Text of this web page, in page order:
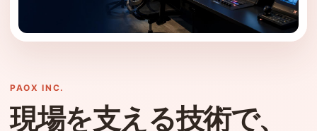
PAOX INC.
現場を支える技術で、